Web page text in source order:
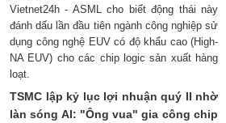
Vietnet24h - ASML cho biết động thái này
đánh dấu lần đầu tiên ngành công nghiệp sử
dụng công nghệ EUV có độ khẩu cao (High-
NA EUV) cho các chip logic sản xuất hàng
loạt.
TSMC lập kỷ lục lợi nhuận quý II nhờ
làn sóng AI: "Ông vua" gia công chip